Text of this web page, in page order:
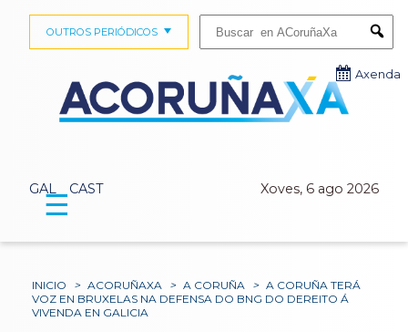
GAL CAST Xoves, 6 ago 2026
OUTROS PERIÓDICOS
Axenda
☰
INICIO > ACORUÑAXA > A CORUÑA > A CORUÑA TERÁ
VOZ EN BRUXELAS NA DEFENSA DO BNG DO DEREITO Á
VIVENDA EN GALICIA